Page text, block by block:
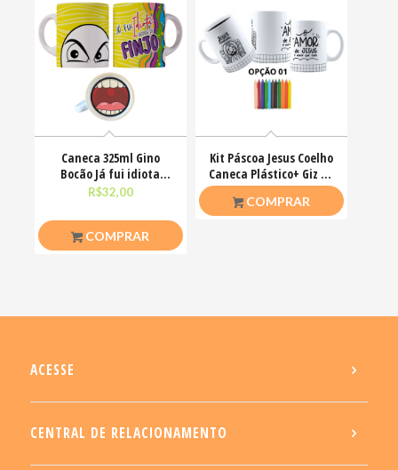
Caneca 325ml Gino
Bocão Já fui idiota
agora só finjo Meme
R$32,00
COMPRAR
Kit Páscoa Jesus Coelho
Caneca Plástico+ Giz De
Cera Colorir
COMPRAR
ACESSE
CENTRAL DE RELACIONAMENTO